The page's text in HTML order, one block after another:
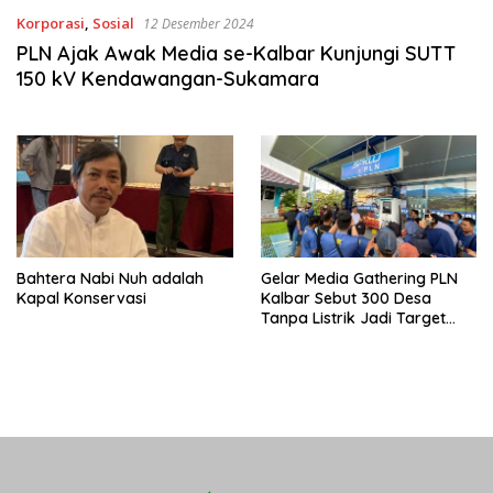
Korporasi, Sosial 12 Desember 2024
PLN Ajak Awak Media se-Kalbar Kunjungi SUTT
150 kV Kendawangan-Sukamara
Bahtera Nabi Nuh adalah
Kapal Konservasi
Gelar Media Gathering PLN
Kalbar Sebut 300 Desa
Tanpa Listrik Jadi Target